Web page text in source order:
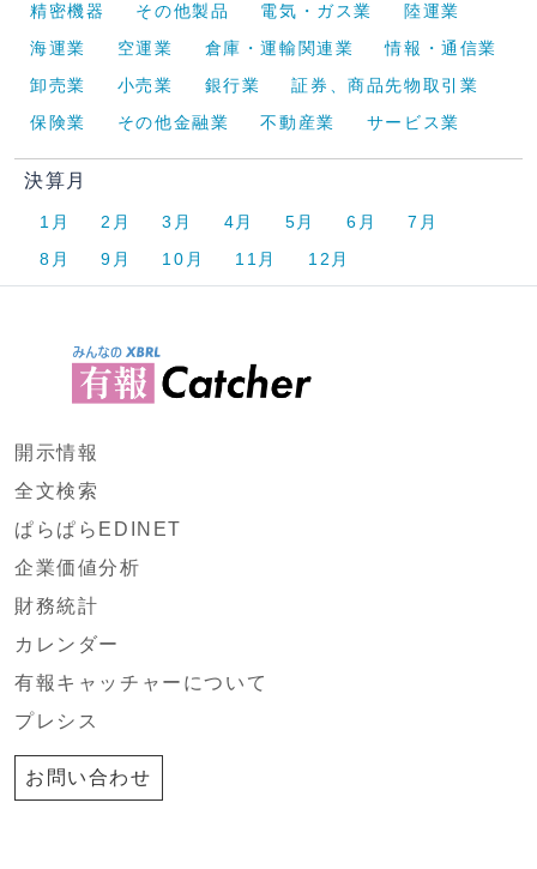
精密機器
その他製品 電気・ガス業
陸運業
海運業
空運業 倉庫・運輸関連業
情報・通信業
卸売業
小売業 銀行業
証券、商品先物取引業
保険業
その他金融業 不動産業 サービス業
決算月
1月 2月 3月 4月 5月 6月
7月
8月
9月 10月 11月 12月
開示情報
全文検索
ぱらぱらEDINET
企業価値分析
財務統計
カレンダー
有報キャッチャーについて
プレシス
お問い合わせ